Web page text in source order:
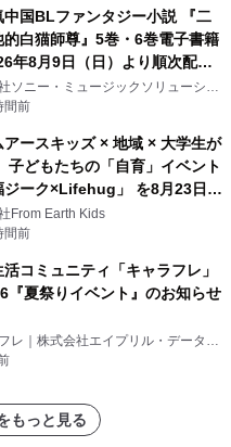
中国BLファンタジー小説 『二
的白猫師尊』5巻・6巻電子書籍
年8月9日（日）より順次配信
ソニー・ミュージックソリューショ
間前
アースキッズ × 地域 × 大学生が
子どもたちの「自育」イベント
ジーク×Lifehug」 を8月23日
From Earth Kids
間前
コミュニティ「キャラフレ」
『夏祭りイベント』のお知らせ
レ｜株式会社エイプリル・データ・
ズ
もっと見る